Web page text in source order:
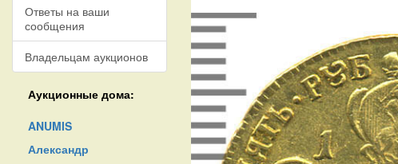
Ответы на ваши
сообщения
Владельцам аукционов
Аукционные дома:
ANUMIS
Александр